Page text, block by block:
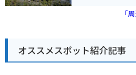
があります。また、情報
の道路状況などを得ることができ
ります。道の駅 みやま公
るのもおすすめです。 周辺には、蒜山酪農農業協同組合
やひるぜんワイナリーな
「
オススメスポット紹介記事